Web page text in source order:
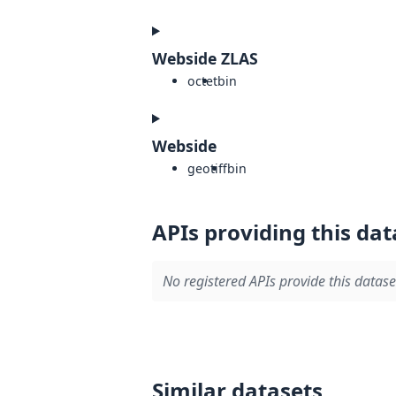
Webside ZLAS
octetbin
Webside
geotiffbin
APIs providing this
No registered APIs provide this
Similar datasets